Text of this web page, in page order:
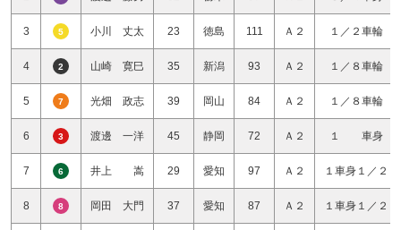
3 5 小川 丈太 23 徳島 111 Ａ２ １／２車輪
4 2 山崎 寛巳 35 新潟 93 Ａ２ １／８車輪
5 7 光畑 政志 39 岡山 84 Ａ２ １／８車輪
6 3 渡邊 一洋 45 静岡 72 Ａ２ １ 車身
7 6 井上 嵩 29 愛知 97 Ａ２ １車身１／２
8 8 岡田 大門 37 愛知 87 Ａ２ １車身１／２